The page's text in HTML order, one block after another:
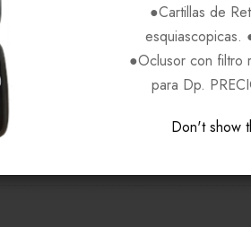
●Cartillas de
esquiascopicas.
●Oclusor con filtro
para Dp.
Don't show